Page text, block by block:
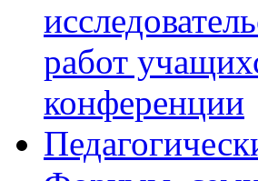
работ
конференции